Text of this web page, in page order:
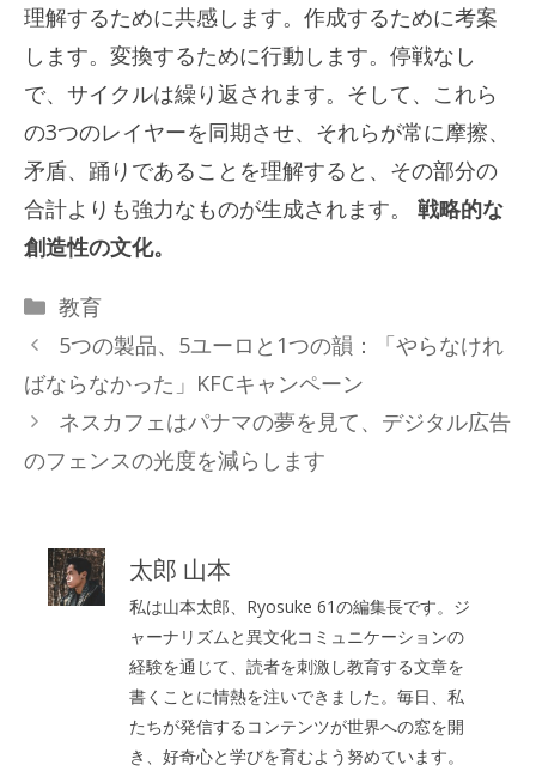
理解するために共感します。作成するために考案
します。変換するために行動します。停戦なし
で、サイクルは繰り返されます。そして、これら
の3つのレイヤーを同期させ、それらが常に摩擦、
矛盾、踊りであることを理解すると、その部分の
合計よりも強力なものが生成されます。 戦略的な
創造性の文化。
カ
テ
リ
ー
教育
5つの製品、5ユーロと1つの韻：「やらなけれ
ばならなかった」KFCキャンペーン
ネスカフェはパナマの夢を見て、デジタル広告
のフェンスの光度を減らします
太郎 山本
私は山本太郎、Ryosuke 61の編集長です。ジ
ャーナリズムと異文化コミュニケーションの
経験を通じて、読者を刺激し教育する文章を
書くことに情熱を注いできました。毎日、私
たちが発信するコンテンツが世界への窓を開
き、好奇心と学びを育むよう努めています。